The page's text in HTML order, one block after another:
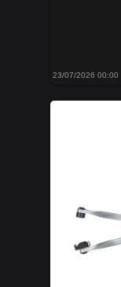
23/07/2026 00:00